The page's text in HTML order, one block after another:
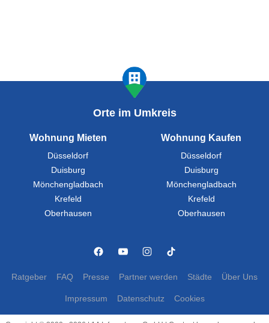
Orte im Umkreis
Wohnung Mieten
Düsseldorf
Duisburg
Mönchengladbach
Krefeld
Oberhausen
Wohnung Kaufen
Düsseldorf
Duisburg
Mönchengladbach
Krefeld
Oberhausen
Ratgeber FAQ Presse Partner werden Städte Über Uns
Impressum Datenschutz Cookies